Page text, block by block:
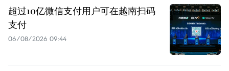
超过10亿微信支付用户可在越南扫码
支付
06/08/2026 09:44